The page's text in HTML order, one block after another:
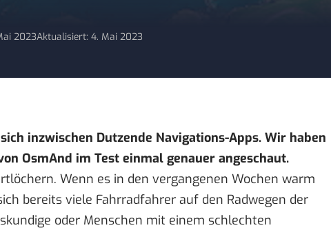
2023Aktualisiert: 4. Mai 2023
inzwischen Dutzende Navigations-Apps. Wir haben
OsmAnd im Test einmal genauer angeschaut.
Wenn es in den vergangenen Wochen warm
bereits viele Fahrradfahrer auf den Radwegen der
oder Menschen mit einem schlechten